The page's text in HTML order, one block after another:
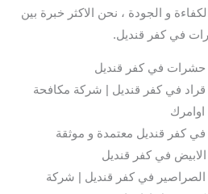
و الجودة ، نحن الاكثر خبرة بين
في كفر قنديل.
حشرات في كفر قنديل
في كفر قنديل | شركة مكافحة
اوامرك
كفر قنديل معتمدة و موثقة
في كفر قنديل
في كفر قنديل | شركة